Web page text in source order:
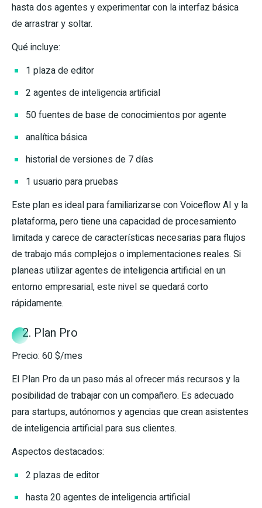
hasta dos agentes y experimentar con la interfaz básica
de arrastrar y soltar.
Qué incluye:
1 plaza de editor
2 agentes de inteligencia artificial
50 fuentes de base de conocimientos por agente
analítica básica
historial de versiones de 7 días
1 usuario para pruebas
Este plan es ideal para familiarizarse con Voiceflow AI y la
plataforma, pero tiene una capacidad de procesamiento
limitada y carece de características necesarias para flujos
de trabajo más complejos o implementaciones reales. Si
planeas utilizar agentes de inteligencia artificial en un
entorno empresarial, este nivel se quedará corto
rápidamente.
2. Plan Pro
Precio: 60 $/mes
El Plan Pro da un paso más al ofrecer más recursos y la
posibilidad de trabajar con un compañero. Es adecuado
para startups, autónomos y agencias que crean asistentes
de inteligencia artificial para sus clientes.
Aspectos destacados:
2 plazas de editor
hasta 20 agentes de inteligencia artificial